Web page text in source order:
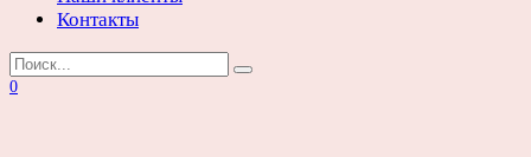
Контакты
Search
for:
0